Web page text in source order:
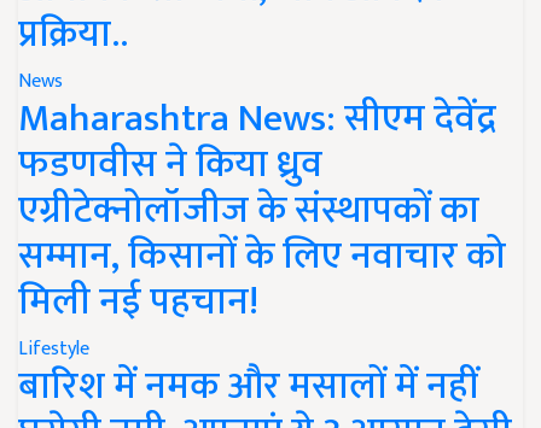
प्रक्रिया..
News
Maharashtra News: सीएम देवेंद्र
फडणवीस ने किया ध्रुव
एग्रीटेक्नोलॉजीज के संस्थापकों का
सम्मान, किसानों के लिए नवाचार को
मिली नई पहचान!
Lifestyle
बारिश में नमक और मसालों में नहीं